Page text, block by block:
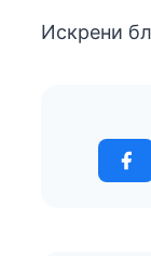
Искрени